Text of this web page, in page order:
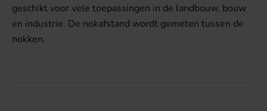
geschikt voor vele toepassingen in de landbouw, bouw
en industrie. De nokafstand wordt gemeten tussen de
nokken.